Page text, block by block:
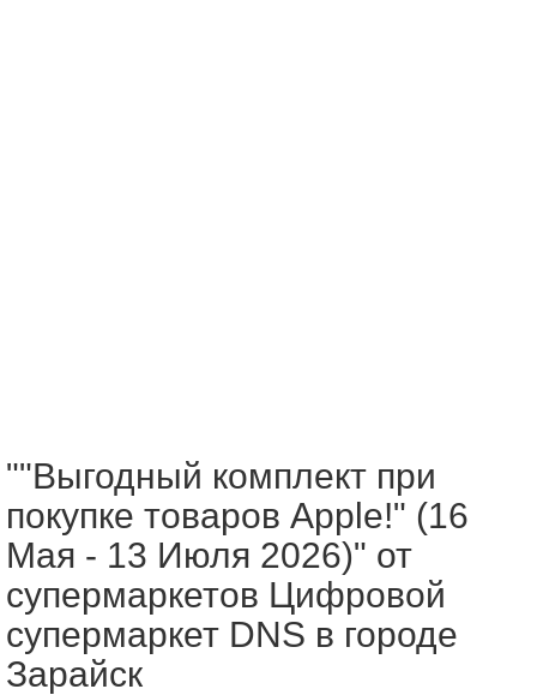
""Выгодный комплект при
покупке товаров Apple!" (16
Мая - 13 Июля 2026)" от
супермаркетов Цифровой
супермаркет DNS в городе
Зарайск